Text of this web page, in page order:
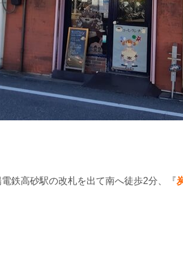
鉄高砂駅の改札を出て南へ徒歩2分、『